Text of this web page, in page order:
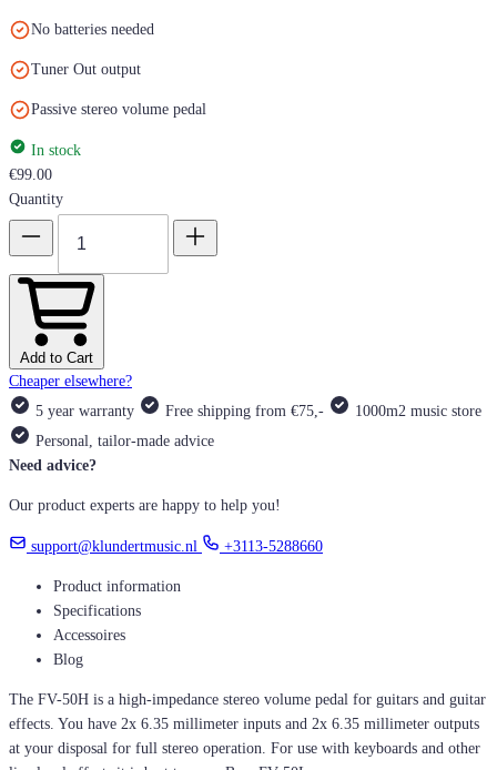
No batteries needed
Tuner Out output
Passive stereo volume pedal
In stock
€99.00
Quantity
Add to Cart
Cheaper elsewhere?
5 year warranty
Free shipping from €75,-
1000m2 music store
Personal, tailor-made advice
Need advice?
Our product experts are happy to help you!
support@klundertmusic.nl +3113-5288660
Product information
Specifications
Accessoires
Blog
The FV-50H is a high-impedance stereo volume pedal for guitars and guitar
effects. You have 2x 6.35 millimeter inputs and 2x 6.35 millimeter outputs
at your disposal for full stereo operation. For use with keyboards and other